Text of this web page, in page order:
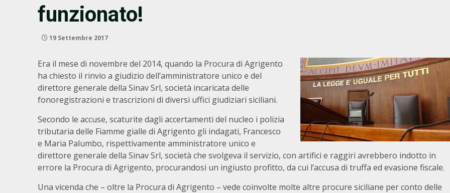
funzionato!
19 Settembre 2017
Era il mese di novembre del 2014, quando la Procura di Agrigento
ha chiesto il rinvio a giudizio dell’amministratore unico e del
direttore generale della Sinav Srl, società incaricata delle
fonoregistrazioni e trascrizioni di diversi uffici giudiziari siciliani.
Secondo le accuse, scaturite dagli accertamenti del nucleo i polizia
tributaria delle Fiamme gialle di Agrigento gli indagati, Francesco
e Maria Palumbo, rispettivamente amministratore unico e
direttore generale della Sinav Srl, società che svolgeva il servizio, con artifici e raggiri avrebbero indotto in
errore la Procura di Agrigento, procurandosi un ingiusto profitto, da cui l’accusa di truffa ed evasione fiscale.
Una vicenda che – oltre la Procura di Agrigento – vede coinvolte molte altre procure siciliane per conto delle